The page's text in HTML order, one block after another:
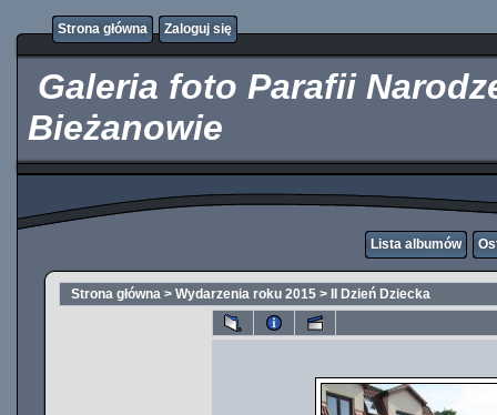
Strona główna
Zaloguj się
Galeria foto Parafii
Bieżanowie
Lista albumów
Strona główna > Wydarzenia roku 2015 > II Dzień Dziecka